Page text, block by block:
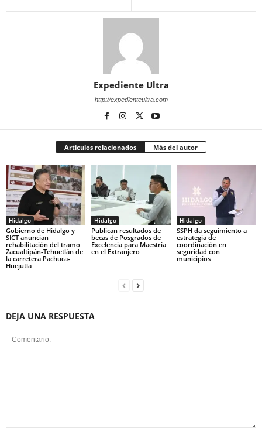
Expediente Ultra
http://expedienteultra.com
Artículos relacionados Más del autor
Hidalgo
Gobierno de Hidalgo y
SICT anuncian
rehabilitación del tramo
Zacualtipán-Tehuetlán de
la carretera Pachuca-
Huejutla
Hidalgo
Publican resultados de
becas de Posgrados de
Excelencia para Maestría
en el Extranjero
Hidalgo
SSPH da seguimiento a
estrategia de
coordinación en
seguridad con
municipios
DEJA UNA RESPUESTA